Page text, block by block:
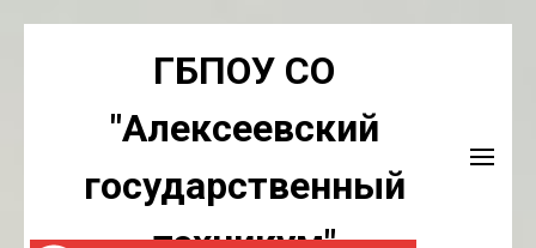
ГБПОУ СО
"Алексеевский
государственный